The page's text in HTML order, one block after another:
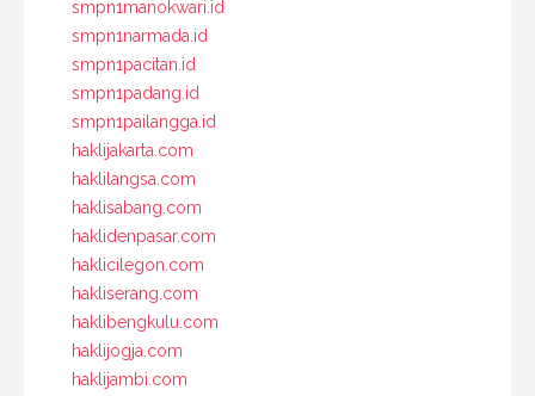
smpn1manokwari.id
smpn1narmada.id
smpn1pacitan.id
smpn1padang.id
smpn1pailangga.id
haklijakarta.com
haklilangsa.com
haklisabang.com
haklidenpasar.com
haklicilegon.com
hakliserang.com
haklibengkulu.com
haklijogja.com
haklijambi.com